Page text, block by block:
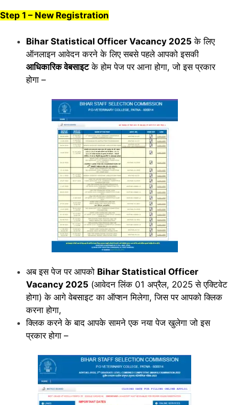
Step 1 – New Registration
Bihar Statistical Officer Vacancy 2025 के लिए
ऑनलाइन आवेदन करने के लिए सबसे पहले आपको इसकी
आधिकारिक वेबसाइटके होम पेज पर आना होगा, जो इस प्रकार
होगा –
अब इस पेज पर आपको Bihar Statistical Officer
Vacancy 2025 (आवेदन लिंक 01 अप्रैल, 2025 से एक्टिवेट
होगा) के आगे वेबसाइट का ऑप्शन मिलेगा, जिस पर आपको क्लिक
करना होगा,
क्लिक करने के बाद आपके सामने एक नया पेज खुलेगा जो इस
प्रकार होगा –